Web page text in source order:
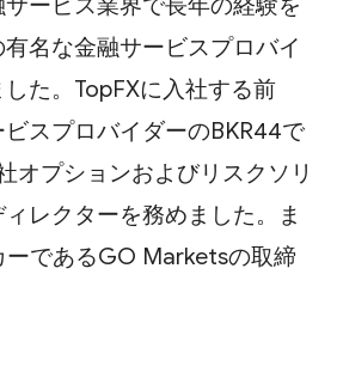
名な金融サービスプロバイ
た。TopFXに入社する前
スプロバイダーのBKR44で
オプションおよびリスクソリ
レクターを務めました。ま
ーであるGO Marketsの取締